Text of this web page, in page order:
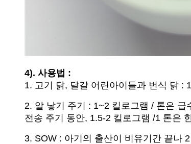
4). 사용법 :
1. 고기 닭, 달걀 어린아이들과 번식 닭 :
2. 알 낳기 주기 : 1~2 킬로그램 / 톤은
전송 주기 동안, 1.5-2 킬로그램 /1 톤은
3. SOW : 아기의 출산이 비유기간 끝나